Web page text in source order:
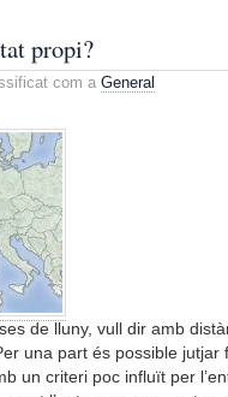
propi?
com a General
de lluny, vull dir amb
una part és possible jutjar
un criteri poc influït per